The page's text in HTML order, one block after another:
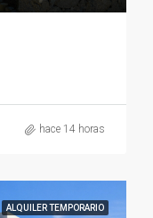
hace 14 horas
ALQUILER TEMPORARIO